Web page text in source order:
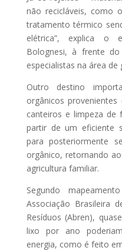
CLIQUE FORA
não recicláveis, como
tratamento térmico
elétrica”, explica o
Bolognesi, à frente
especialistas na área
Outro destino
orgânicos
canteiros e limpeza de
partir de um eficiente
para posteriormente
orgânico, retornando
agricultura familiar.
Segundo
Associação Brasileira
Resíduos (Abren),
lixo por ano
energia, como é feito